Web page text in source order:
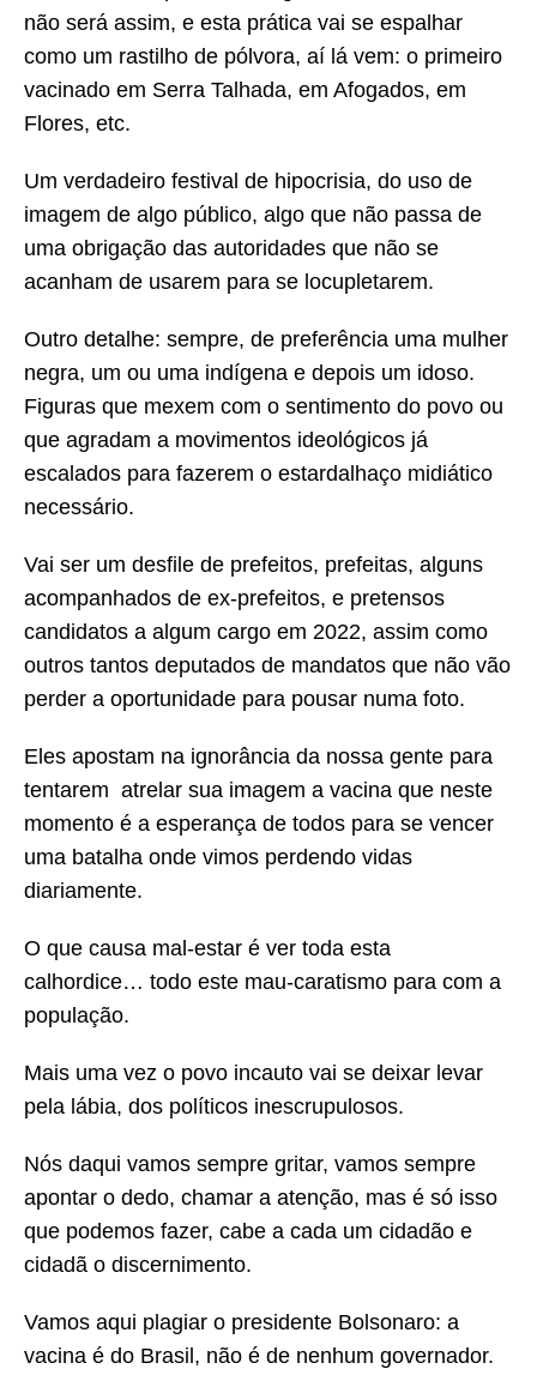
não será assim, e esta prática vai se espalhar
como um rastilho de pólvora, aí lá vem: o primeiro
vacinado em Serra Talhada, em Afogados, em
Flores, etc.
Um verdadeiro festival de hipocrisia, do uso de
imagem de algo público, algo que não passa de
uma obrigação das autoridades que não se
acanham de usarem para se locupletarem.
Outro detalhe: sempre, de preferência uma mulher
negra, um ou uma indígena e depois um idoso.
Figuras que mexem com o sentimento do povo ou
que agradam a movimentos ideológicos já
escalados para fazerem o estardalhaço midiático
necessário.
Vai ser um desfile de prefeitos, prefeitas, alguns
acompanhados de ex-prefeitos, e pretensos
candidatos a algum cargo em 2022, assim como
outros tantos deputados de mandatos que não vão
perder a oportunidade para pousar numa foto.
Eles apostam na ignorância da nossa gente para
tentarem atrelar sua imagem a vacina que neste
momento é a esperança de todos para se vencer
uma batalha onde vimos perdendo vidas
diariamente.
O que causa mal-estar é ver toda esta
calhordice… todo este mau-caratismo para com a
população.
Mais uma vez o povo incauto vai se deixar levar
pela lábia, dos políticos inescrupulosos.
Nós daqui vamos sempre gritar, vamos sempre
apontar o dedo, chamar a atenção, mas é só isso
que podemos fazer, cabe a cada um cidadão e
cidadã o discernimento.
Vamos aqui plagiar o presidente Bolsonaro: a
vacina é do Brasil, não é de nenhum governador.